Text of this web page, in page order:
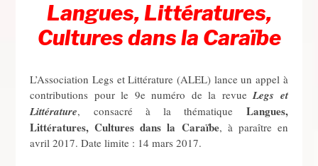
Langues, Littératures,
Cultures dans la Caraïbe
L’Association Legs et Littérature (ALEL) lance un appel à
contributions pour le 9e numéro de la revueLegs et
Littérature, consacré à la thématique Langues,
Littératures, Cultures dans la Caraïbe, à paraître en
avril 2017. Date limite : 14 mars 2017.